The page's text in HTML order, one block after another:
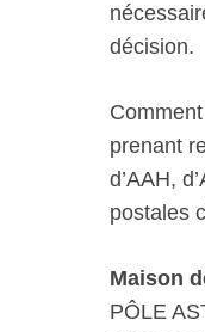
décision.
prenant
d’AAH,
postales
Maison
PÔLE